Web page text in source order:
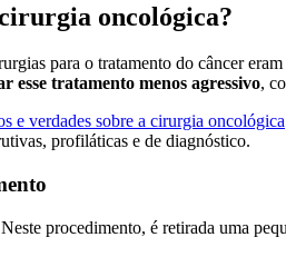
oncológica?
para o tratamento do câncer
esse tratamento menos agressivo,
e verdades sobre a cirurgia oncológica
profiláticas e de diagnóstico.
Neste procedimento, é retirada uma